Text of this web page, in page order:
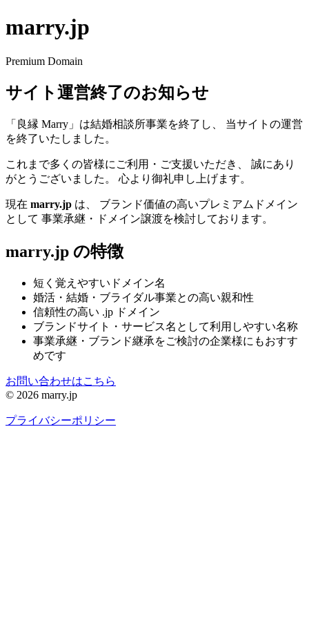
marry.jp
Premium Domain
サイト運営終了のお知らせ
「良縁 Marry」は結婚相談所事業を終了し、 当サイトの運営
を終了いたしました。
これまで多くの皆様にご利用・ご支援いただき、 誠にあり
がとうございました。 心より御礼申し上げます。
現在 marry.jp は、 ブランド価値の高いプレミアムドメイン
として 事業承継・ドメイン譲渡を検討しております。
marry.jp の特徴
短く覚えやすいドメイン名
婚活・結婚・ブライダル事業との高い親和性
信頼性の高い .jp ドメイン
ブランドサイト・サービス名として利用しやすい名称
事業承継・ブランド継承をご検討の企業様にもおすす
めです
お問い合わせはこちら
© 2026 marry.jp
プライバシーポリシー